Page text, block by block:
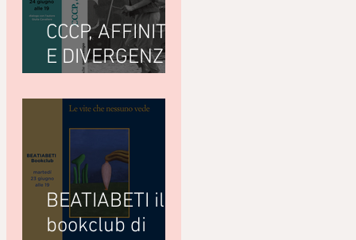
CCCP, AFFINITÀ
E DIVERGENZE
Bottà
(Nottetempo)
BEATIABETI il
bookclub di